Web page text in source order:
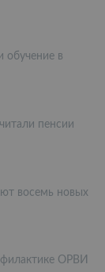
обучение в
пенсии
восемь новых
ОРВИ